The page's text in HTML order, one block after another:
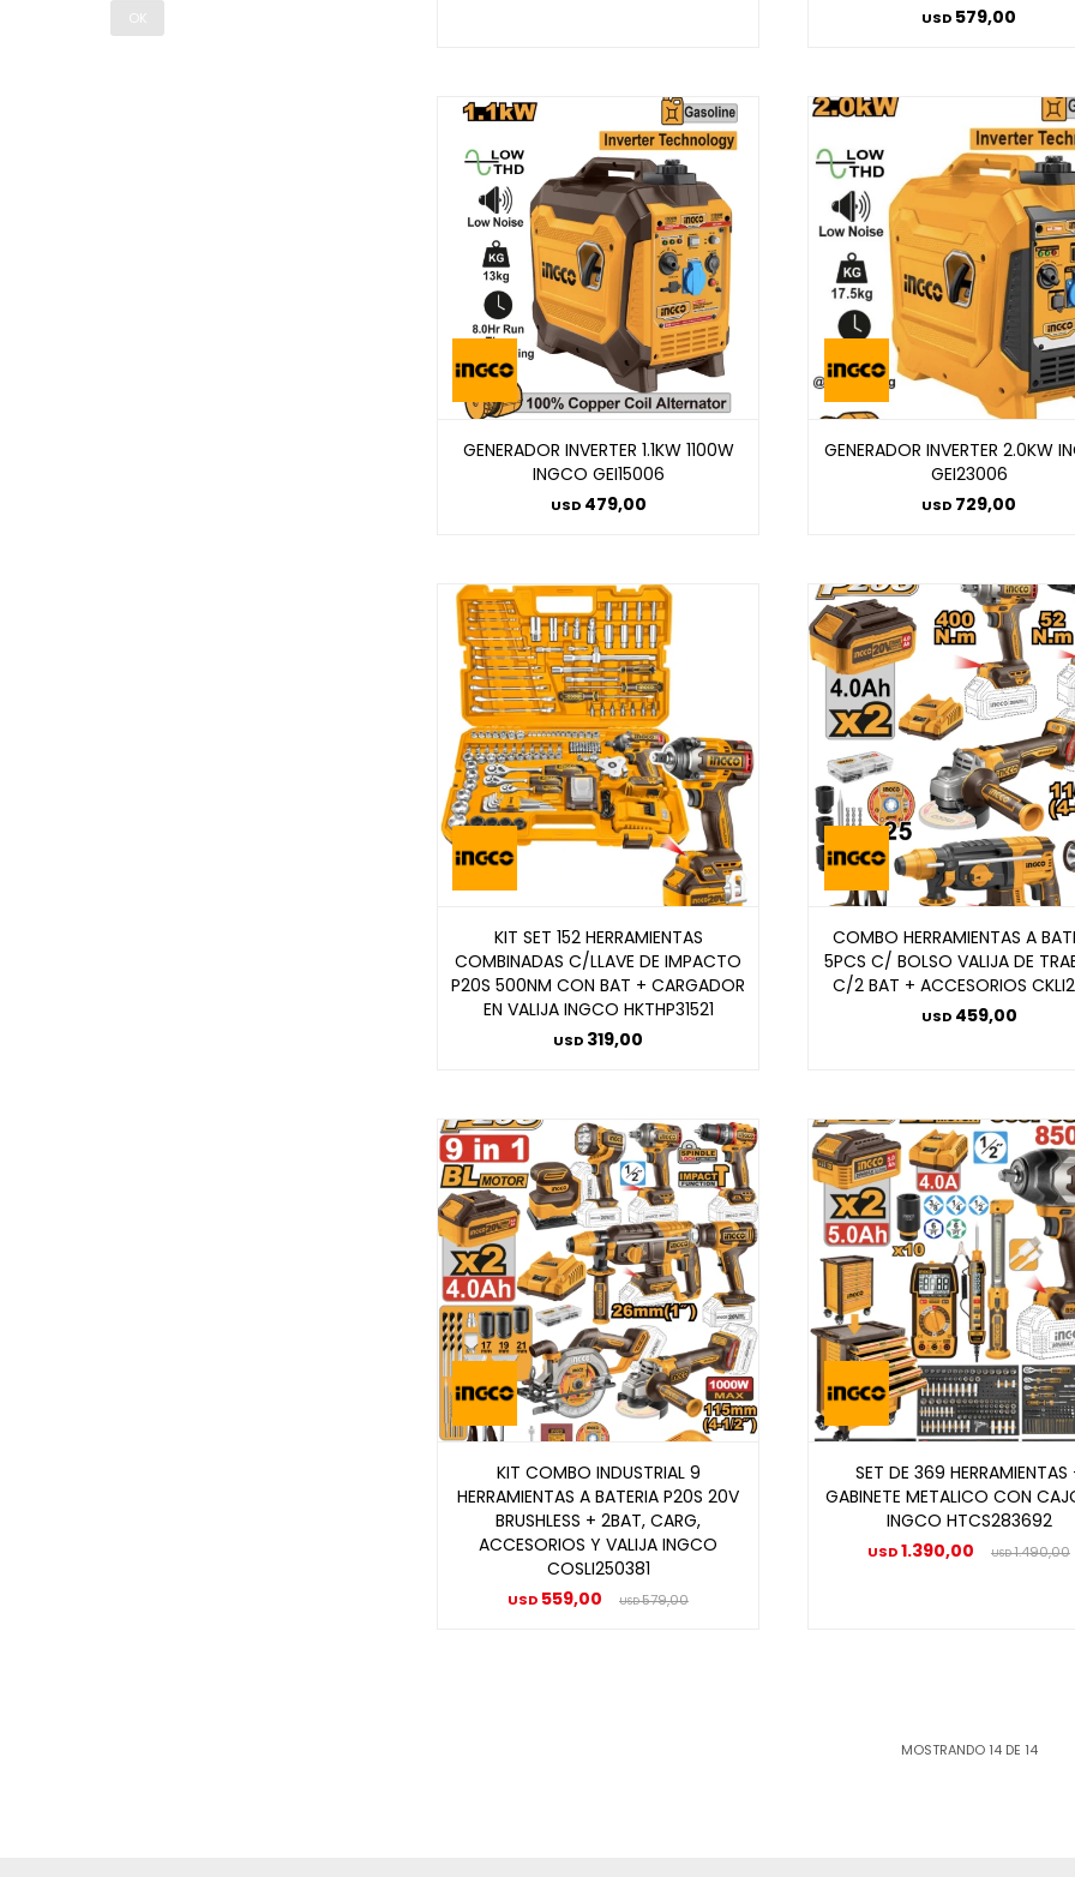
USD 579,00
GENERADOR INVERTER 1.1KW 1100W
INGCO GEI15006
USD 479,00
GENERADOR INVERTER 2.0KW
GEI23006
USD 729,00
KIT SET 152 HERRAMIENTAS
COMBINADAS C/LLAVE DE IMPACTO
P20S 500NM CON BAT + CARGADOR
EN VALIJA INGCO HKTHP31521
USD 319,00
COMBO HERRAMIENTAS A
5PCS C/ BOLSO VALIJA DE
C/2 BAT + ACCESORIOS
USD 459,00
KIT COMBO INDUSTRIAL 9
HERRAMIENTAS A BATERIA P20S 20V
BRUSHLESS + 2BAT, CARG,
ACCESORIOS Y VALIJA INGCO
COSLI250381
USD 559,00 USD579,00
SET DE 369 HERRAMIENTAS
GABINETE METALICO CON
INGCO HTCS283692
USD 1.390,00 USD1.490,00
MOSTRANDO 14 DE 14
OK